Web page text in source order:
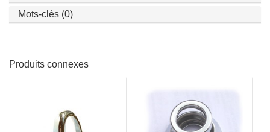
Mots-clés (0)
Produits connexes